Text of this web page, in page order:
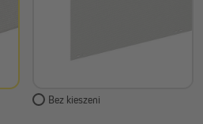
Bez kieszeni